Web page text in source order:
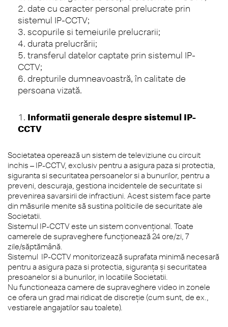
date cu caracter personal prelucrate prin
sistemul IP-CCTV;
scopurile si temeiurile prelucrarii;
durata prelucrării;
transferul datelor captate prin sistemul IP-
CCTV;
drepturile dumneavoastră, în calitate de
persoana vizată.
Informatii generale despre sistemul IP-
CCTV
Societatea operează un sistem de televiziune cu circuit
inchis – IP-CCTV, exclusiv pentru a asigura paza si protectia,
siguranta si securitatea persoanelor si a bunurilor, pentru a
preveni, descuraja, gestiona incidentele de securitate si
prevenirea savarsirii de infractiuni. Acest sistem face parte
din măsurile menite să sustina politicile de securitate ale
Societatii.
Sistemul IP-CCTV este un sistem convențional. Toate
camerele de supraveghere funcționează 24 ore/zi, 7
zile/săptămână.
Sistemul IP-CCTV monitorizează suprafata minimă necesară
pentru a asigura paza si protectia, siguranța și securitatea
presoanelor si a bunurilor, in locatiile Societatii.
Nu functioneaza camere de supraveghere video in zonele
ce ofera un grad mai ridicat de discreție (cum sunt, de ex.,
vestiarele angajatilor sau toalete).